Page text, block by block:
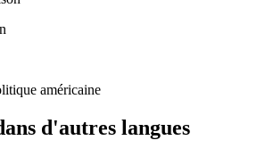
américaine
d'autres langues